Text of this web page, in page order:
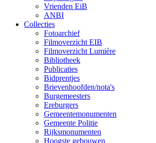
Vrienden EiB
ANBI
Collecties
Fotoarchief
Filmoverzicht EIB
Filmoverzicht Lumière
Bibliotheek
Publicaties
Bidprentjes
Brievenhoofden/nota's
Burgemeesters
Ereburgers
Gemeentemonumenten
Gemeente Politie
Rijksmonumenten
Hoogste gebouwen